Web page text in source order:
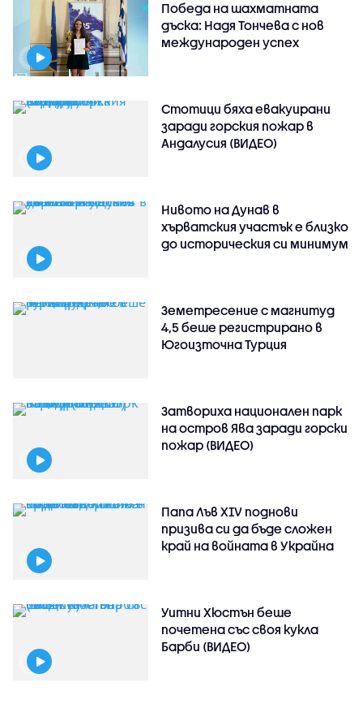
Победа на шахматната
дъска: Надя Тончева с нов
международен успех
Стотици бяха евакуирани
заради горския пожар в
Андалусия (ВИДЕО)
Нивото на Дунав в
хърватския участък е близко
до историческия си минимум
Земетресение с магнитуд
4,5 беше регистрирано в
Югоизточна Турция
Затвориха национален парк
на остров Ява заради горски
пожар (ВИДЕО)
Папа Лъв XIV поднови
призива си да бъде сложен
край на войната в Украйна
Уитни Хюстън беше
почетена със своя кукла
Барби (ВИДЕО)